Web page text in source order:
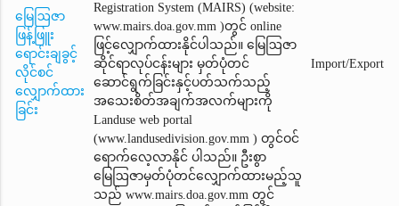
မြေဩဇာ
ဖြန့်ဖြူး
ရောင်းချခွင့်
လိုင်စင်
လျှောက်ထား
ခြင်း
Registration System (MAIRS) (website:
www.mairs.doa.gov.mm )တွင် online
ဖြင့်လျှောက်ထားနိုင်ပါသည်။ မြေဩဇာ
ဆိုင်ရာလုပ်ငန်းများ မှတ်ပုံတင်
ဆောင်ရွက်ခြင်းနှင့်ပတ်သက်သည့်
အသေးစိတ်အချက်အလက်များကို
Landuse web portal
(www.landusedivision.gov.mm ) တွင်ဝင်
ရောက်လေ့လာနိုင် ပါသည်။ ဦးစွာ
မြေဩဇာမှတ်ပုံတင်‌လျှောက်ထားမည့်သူ
သည် www.mairs.doa.gov.mm တွင်
Import/Export